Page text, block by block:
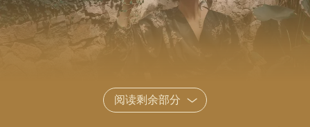
阅读剩余部分